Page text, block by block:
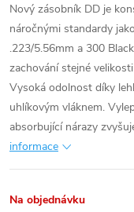
Nový zásobník DD je
náročnými standardy
.223/5.56mm a 300
zachování stejné
Vysoká odolnost díky
uhlíkovým vláknem.
absorbující nárazy
informace
Na objednávku